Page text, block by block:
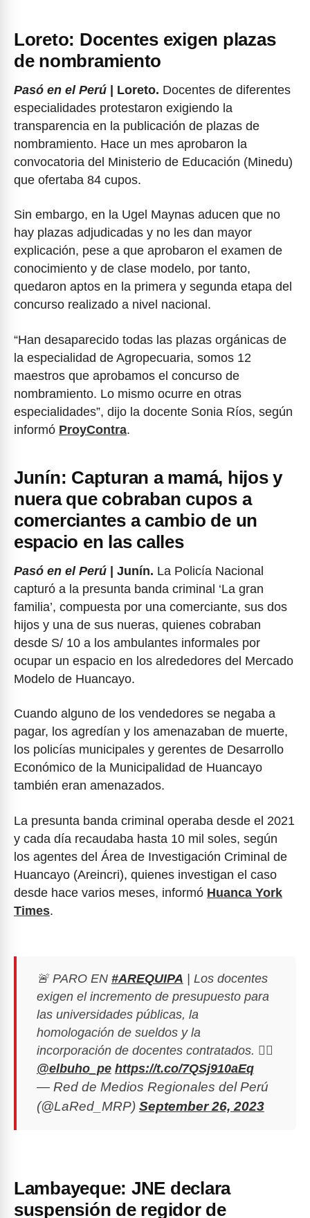
Loreto: Docentes exigen plazas
de nombramiento
Pasó en el Perú | Loreto. Docentes de diferentes
especialidades protestaron exigiendo la
transparencia en la publicación de plazas de
nombramiento. Hace un mes aprobaron la
convocatoria del Ministerio de Educación (Minedu)
que ofertaba 84 cupos.
Sin embargo, en la Ugel Maynas aducen que no
hay plazas adjudicadas y no les dan mayor
explicación, pese a que aprobaron el examen de
conocimiento y de clase modelo, por tanto,
quedaron aptos en la primera y segunda etapa del
concurso realizado a nivel nacional.
“Han desaparecido todas las plazas orgánicas de
la especialidad de Agropecuaria, somos 12
maestros que aprobamos el concurso de
nombramiento. Lo mismo ocurre en otras
especialidades”, dijo la docente Sonia Ríos, según
informó ProyContra.
Junín: Capturan a mamá, hijos y
nuera que cobraban cupos a
comerciantes a cambio de un
espacio en las calles
Pasó en el Perú | Junín. La Policía Nacional
capturó a la presunta banda criminal ‘La gran
familia’, compuesta por una comerciante, sus dos
hijos y una de sus nueras, quienes cobraban
desde S/ 10 a los ambulantes informales por
ocupar un espacio en los alrededores del Mercado
Modelo de Huancayo.
Cuando alguno de los vendedores se negaba a
pagar, los agredían y los amenazaban de muerte,
los policías municipales y gerentes de Desarrollo
Económico de la Municipalidad de Huancayo
también eran amenazados.
La presunta banda criminal operaba desde el 2021
y cada día recaudaba hasta 10 mil soles, según
los agentes del Área de Investigación Criminal de
Huancayo (Areincri), quienes investigan el caso
desde hace varios meses, informó Huanca York
Times.
🚨 PARO EN #AREQUIPA | Los docentes
exigen el incremento de presupuesto para
las universidades públicas, la
homologación de sueldos y la
incorporación de docentes contratados. ✍🏼
@elbuho_pe https://t.co/7QSj910aEq
— Red de Medios Regionales del Perú
(@LaRed_MRP) September 26, 2023
Lambayeque: JNE declara
suspensión de regidor de